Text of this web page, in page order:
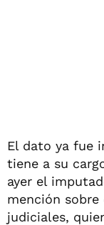
El dato ya fue
tiene a su
ayer el
mención
judiciales,